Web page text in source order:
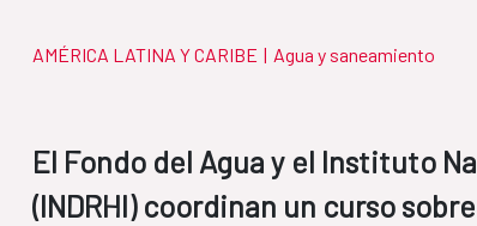
AMÉRICA LATINA Y CARIBE | Agua y saneamiento
El Fondo del Agua y el Instituto
(INDRHI) coordinan un curso